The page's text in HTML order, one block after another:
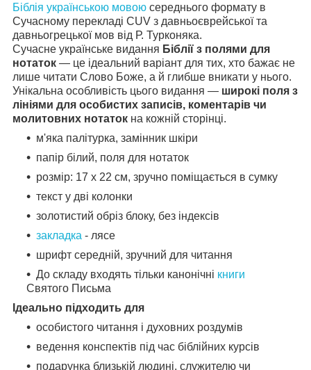
Біблія українською мовою середнього формату в
Сучасному перекладі CUV з давньоєврейської та
давньогрецької мов від Р. Турконяка.
Сучасне українське видання Біблії з полями для
нотаток — це ідеальний варіант для тих, хто бажає не
лише читати Слово Боже, а й глибше вникати у нього.
Унікальна особливість цього видання — широкі поля з
лініями для особистих записів, коментарів чи
молитовних нотаток на кожній сторінці.
м'яка палітурка, замінник шкіри
папір білий, поля для нотаток
розмір: 17 х 22 см, зручно поміщається в сумку
текст у дві колонки
золотистий обріз блоку, без індексів
закладка - лясе
шрифт середній, зручний для читання
До складу входять тільки канонічні книги
Святого Письма
Ідеально підходить для
особистого читання і духовних роздумів
ведення конспектів під час біблійних курсів
подарунка близькій людині, служителю чи